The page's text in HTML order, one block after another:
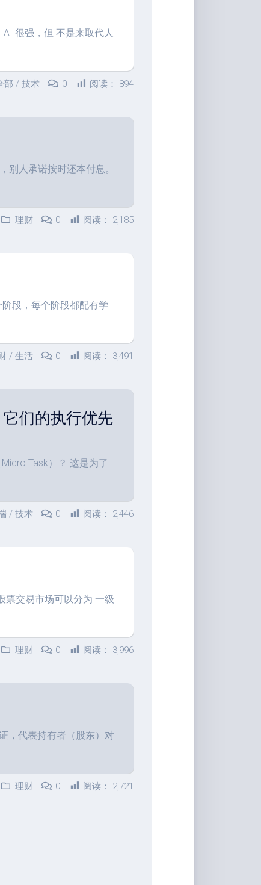
很强，但 不是来取代人
部 / 技术 0 阅读： 894
别人承诺按时还本付息。
理财
0 阅读： 2,185
段，每个阶段都配有学
/ 生活 0 阅读： 3,491
们的执行优先
Task）？ 这是为了
/ 技术 0 阅读： 2,446
票交易市场可以分为 一级
理财
0 阅读： 3,996
，代表持有者（股东）对
理财
0 阅读： 2,721